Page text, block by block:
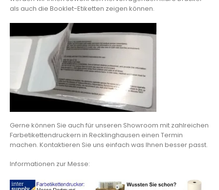
als auch die Booklet-Etiketten zeigen können.
Gerne können Sie auch für unseren Showroom mit zahlreichen
Farbetikettendruckern in Recklinghausen einen Termin
machen. Kontaktieren Sie uns einfach was Ihnen besser passt.
Informationen zur Messe: